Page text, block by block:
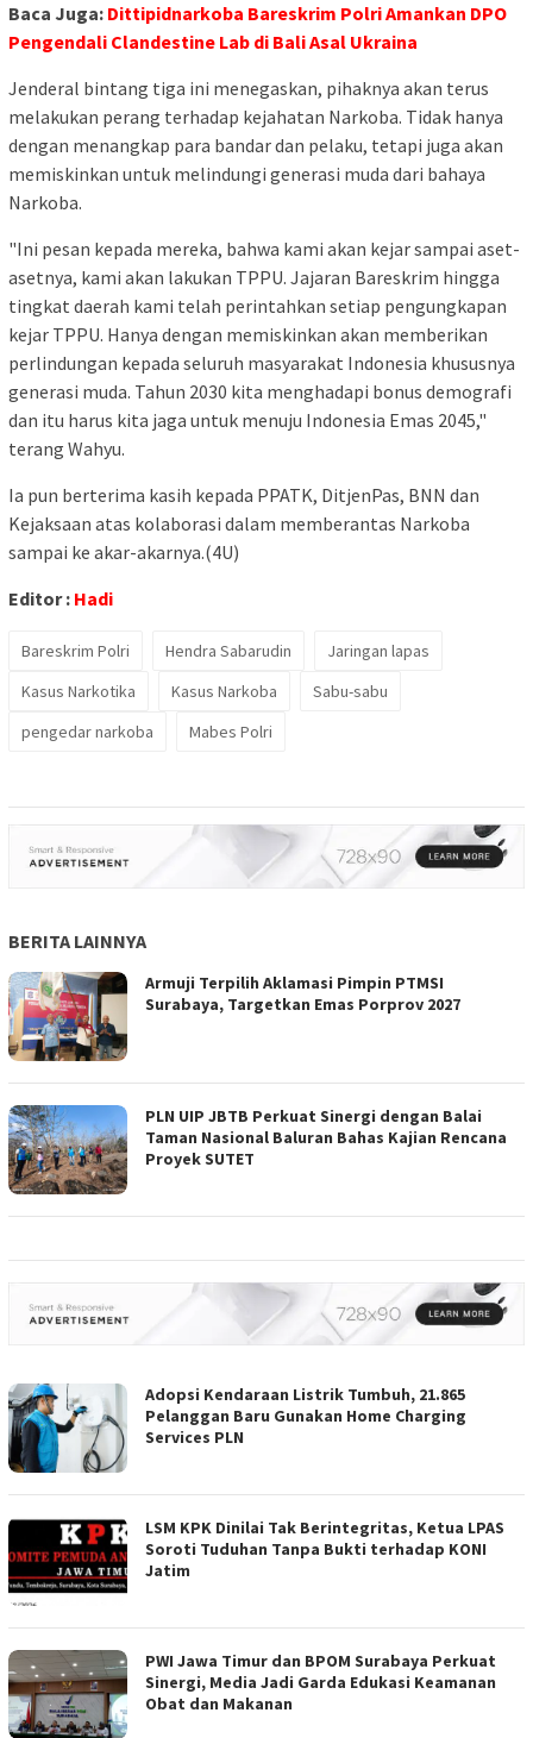
Baca Juga: Dittipidnarkoba Bareskrim Polri Amankan DPO
Pengendali Clandestine Lab di Bali Asal Ukraina
Jenderal bintang tiga ini menegaskan, pihaknya akan terus
melakukan perang terhadap kejahatan Narkoba. Tidak hanya
dengan menangkap para bandar dan pelaku, tetapi juga akan
memiskinkan untuk melindungi generasi muda dari bahaya
Narkoba.
"Ini pesan kepada mereka, bahwa kami akan kejar sampai aset-
asetnya, kami akan lakukan TPPU. Jajaran Bareskrim hingga
tingkat daerah kami telah perintahkan setiap pengungkapan
kejar TPPU. Hanya dengan memiskinkan akan memberikan
perlindungan kepada seluruh masyarakat Indonesia khususnya
generasi muda. Tahun 2030 kita menghadapi bonus demografi
dan itu harus kita jaga untuk menuju Indonesia Emas 2045,"
terang Wahyu.
Ia pun berterima kasih kepada PPATK, DitjenPas, BNN dan
Kejaksaan atas kolaborasi dalam memberantas Narkoba
sampai ke akar-akarnya.(4U)
Editor : Hadi
Bareskrim Polri Hendra Sabarudin
Jaringan lapas
Kasus Narkotika
Kasus Narkoba
Sabu-sabu
pengedar narkoba
Mabes Polri
BERITA LAINNYA
Armuji Terpilih Aklamasi Pimpin PTMSI
Surabaya, Targetkan Emas Porprov 2027
PLN UIP JBTB Perkuat Sinergi dengan Balai
Taman Nasional Baluran Bahas Kajian Rencana
Proyek SUTET
Adopsi Kendaraan Listrik Tumbuh, 21.865
Pelanggan Baru Gunakan Home Charging
Services PLN
LSM KPK Dinilai Tak Berintegritas, Ketua LPAS
Soroti Tuduhan Tanpa Bukti terhadap KONI
Jatim
PWI Jawa Timur dan BPOM Surabaya Perkuat
Sinergi, Media Jadi Garda Edukasi Keamanan
Obat dan Makanan